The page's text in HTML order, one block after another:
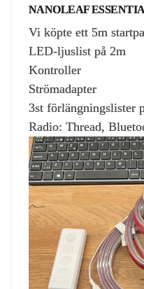
NANOLEAF
Vi köpte ett 5m
LED-ljuslist på 2m
Kontroller
Strömadapter
3st förlängningslister
Radio: Thread,